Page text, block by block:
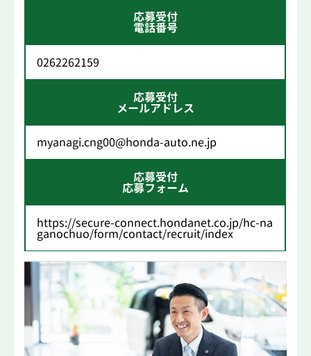
応募受付
電話番号
0262262159
応募受付
メールアドレス
myanagi.cng00@honda-auto.ne.jp
応募受付
応募フォーム
https://secure-connect.hondanet.co.jp/hc-na
ganochuo/form/contact/recruit/index